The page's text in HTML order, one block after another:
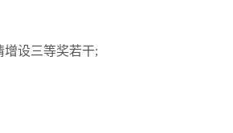
设三等奖若干;